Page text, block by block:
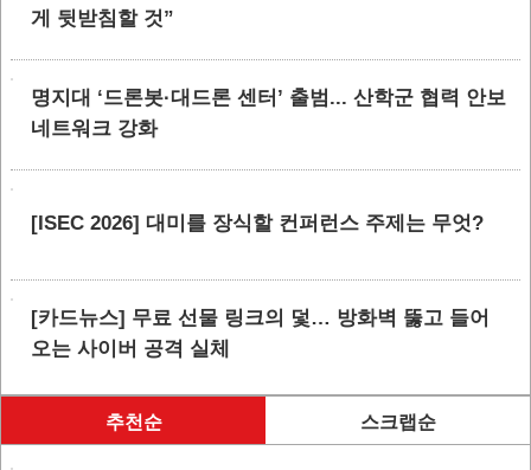
게 뒷받침할 것”
명지대 ‘드론봇·대드론 센터’ 출범... 산학군 협력 안보
네트워크 강화
[ISEC 2026] 대미를 장식할 컨퍼런스 주제는 무엇?
[카드뉴스] 무료 선물 링크의 덫… 방화벽 뚫고 들어
오는 사이버 공격 실체
추천순 스크랩순